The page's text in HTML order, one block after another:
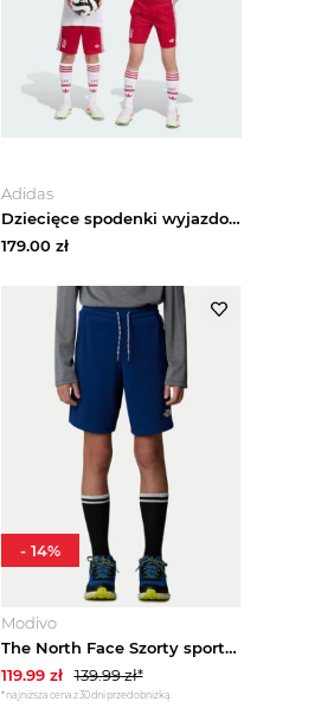
Adidas
Dziecięce spodenki wyjazdowe Liverpool FC 26 / 27 Adidas Strawberry Red
179.00zł
Modivo
The North Face Szorty sportowe Never Stop NF0A86U4 Niebieski Regular Fit
119.99zł 139.99zł*
*najniższa cena z 30 dni przed obniżką
- 14%